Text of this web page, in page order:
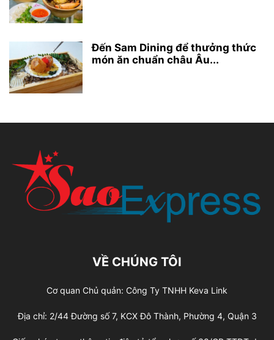
Đến Sam Dining để thưởng thức
món ăn chuẩn châu Âu...
VỀ CHÚNG TÔI
Cơ quan Chủ quản: Công Ty TNHH Keva Link
Địa chỉ: 2/44 Đường số 7, KCX Đô Thành, Phường 4, Quận 3